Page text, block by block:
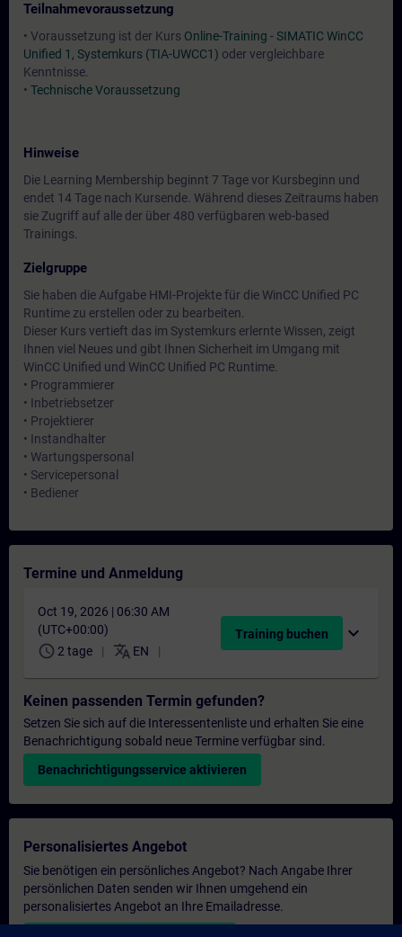
Teilnahmevoraussetzung
• Voraussetzung ist der Kurs Online-Training - SIMATIC WinCC
Unified 1, Systemkurs (TIA-UWCC1) oder vergleichbare
Kenntnisse.
• Technische Voraussetzung
Hinweise
Die Learning Membership beginnt 7 Tage vor Kursbeginn und
endet 14 Tage nach Kursende. Während dieses Zeitraums haben
sie Zugriff auf alle der über 480 verfügbaren web-based
Trainings.
Zielgruppe
Sie haben die Aufgabe HMI-Projekte für die WinCC Unified PC
Runtime zu erstellen oder zu bearbeiten.
Dieser Kurs vertieft das im Systemkurs erlernte Wissen, zeigt
Ihnen viel Neues und gibt Ihnen Sicherheit im Umgang mit
WinCC Unified und WinCC Unified PC Runtime.
• Programmierer
• Inbetriebsetzer
• Projektierer
• Instandhalter
• Wartungspersonal
• Servicepersonal
• Bediener
Termine und Anmeldung
Oct 19, 2026 | 06:30 AM
(UTC+00:00)
schedule 2 tage translate EN
Training buchen expand_more
Keinen passenden Termin gefunden?
Setzen Sie sich auf die Interessentenliste und erhalten Sie eine
Benachrichtigung sobald neue Termine verfügbar sind.
Benachrichtigungsservice aktivieren
Personalisiertes Angebot
Sie benötigen ein persönliches Angebot? Nach Angabe Ihrer
persönlichen Daten senden wir Ihnen umgehend ein
personalisiertes Angebot an Ihre Emailadresse.